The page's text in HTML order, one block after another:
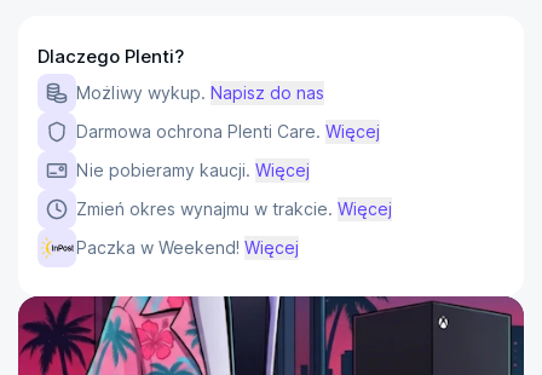
Dlaczego Plenti?
Możliwy wykup. Napisz do nas
Darmowa ochrona Plenti Care. Więcej
Nie pobieramy kaucji. Więcej
Zmień okres wynajmu w trakcie. Więcej
Paczka w Weekend! Więcej